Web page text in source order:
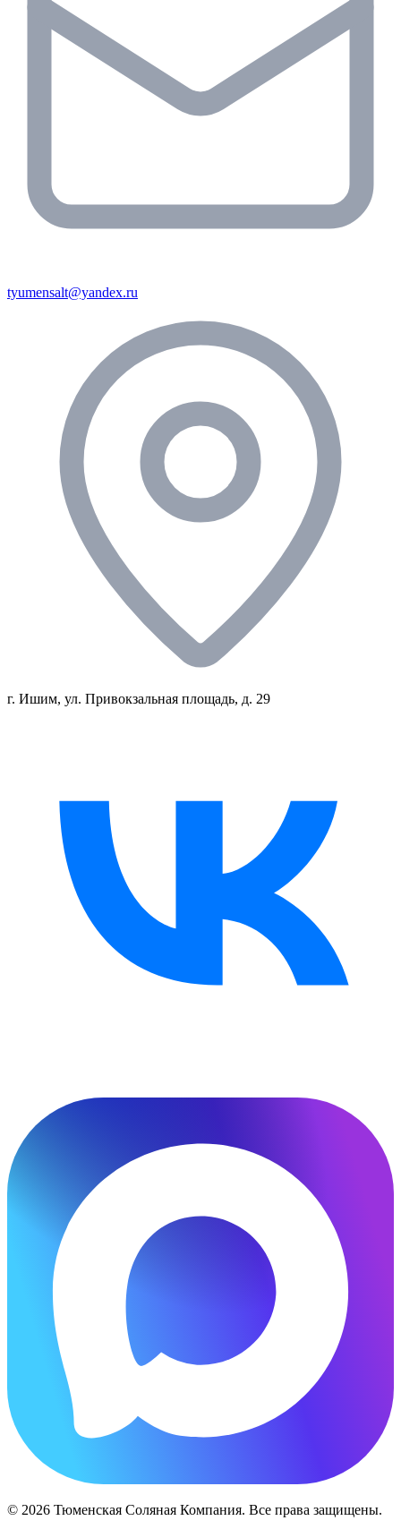
tyumensalt@yandex.ru
г. Ишим, ул. Привокзальная площадь, д. 29
© 2026 Тюменская Соляная Компания. Все права защищены.